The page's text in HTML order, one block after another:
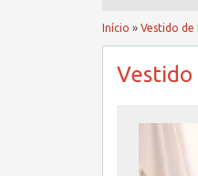
Início » Vestido de
Vestido